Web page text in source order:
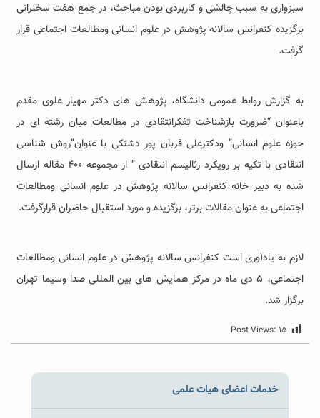
سبزواری به سبب چالشی و کاربردی بودن مباحث، در جمع هفت سخنرانی
برگزیده کنفرانس سالانه پژوهش در علوم انسانی ومطالعات اجتماعی قرار
گرفت.
به گزارش روابط عمومی دانشگاه، پژوهش های دکتر مهیار علوی مقدم
باعنوان “ضرورت بازشناخت تفکرانتقادی در مطالعات میان رشته ای در
حوزه علوم انسانی” ودکترعلی قربان پور دشتکی با عنوان”روش شناسی
انتقادی با تکیه بر رویکرد رئالیسم انتقادی ” از مجموعه ۴۰۰ مقاله ارسال
شده به دبیر خانه کنفرانس سالانه پژوهش در علوم انسانی ومطالعات
اجتماعی به عنوان مقالات برتر، برگزیده و مورد استقبال حاضران قرارگرفت.
لازم به یادآوری است کنفرانس سالانه پژوهش در علوم انسانی ومطالعات
اجتماعی، ۵ دی ماه در مرکز همایش های بین المللی صدا وسیما تهران
برگزار شد.
Post Views: ۱۵
خدمات اعضای هیات علمی